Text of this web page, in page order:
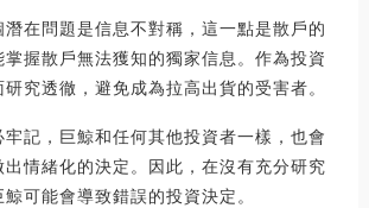
在問題是信息不對稱，這一點是散戶的
握散戶無法獲知的獨家信息。作為投資
究透徹，避免成為拉高出貨的受害者。
牢記，巨鯨和任何其他投資者一樣，也會
出情緒化的決定。因此，在沒有充分研究
可能會導致錯誤的投資決定。